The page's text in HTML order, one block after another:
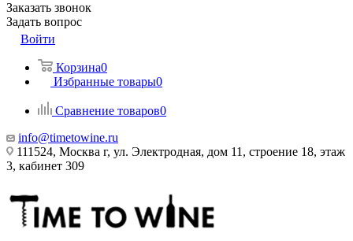
Заказать звонок
Задать вопрос
Войти
Корзина0
Избранные товары0
Сравнение товаров0
info@timetowine.ru
111524, Москва г, ул. Электродная, дом 11, строение 18, этаж
3, кабинет 309